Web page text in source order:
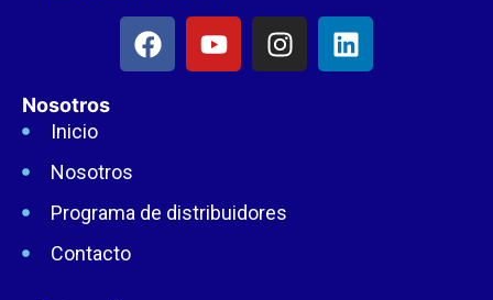
Nosotros
Inicio
Nosotros
Programa de distribuidores
Contacto